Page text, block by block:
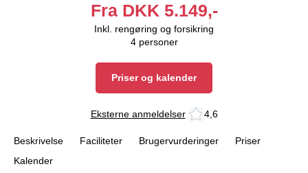
Fra DKK 5.149,-
Inkl. rengøring og forsikring
4 personer
Priser og kalender
Eksterne anmeldelser 4,6
Beskrivelse Faciliteter Brugervurderinger
Priser
Kalender